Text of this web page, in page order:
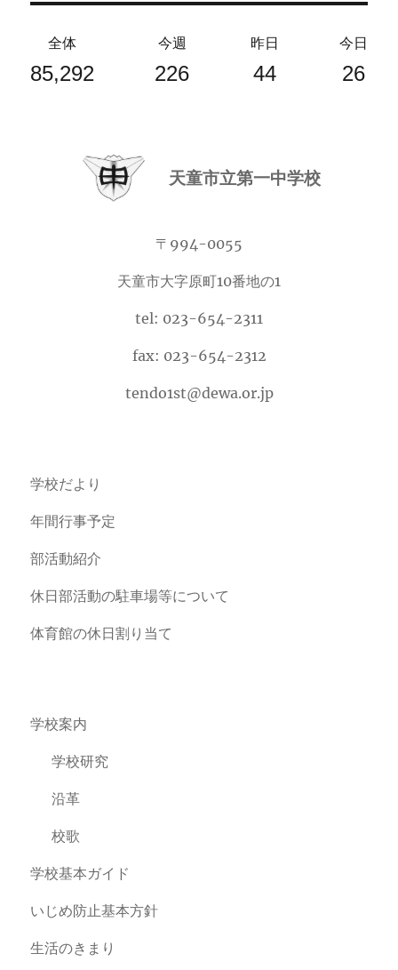
全体
85,292
今週
226
昨日
44
今日
26
天童市立第一中学校
〒994-0055
天童市大字原町10番地の1
tel: 023-654-2311
fax: 023-654-2312
tendo1st@dewa.or.jp
学校だより
年間行事予定
部活動紹介
休日部活動の駐車場等について
体育館の休日割り当て
学校案内
学校研究
沿革
校歌
学校基本ガイド
いじめ防止基本方針
生活のきまり